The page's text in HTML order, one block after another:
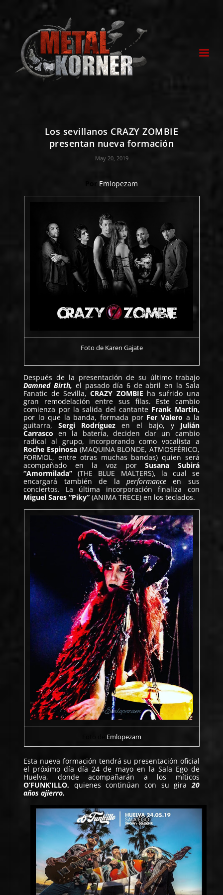
Los sevillanos CRAZY ZOMBIE
presentan nueva formación
May 20, 2019
Por Emlopezam
Foto de Karen Gajate
Después de la presentación de su último trabajo
Damned Birth, el pasado día 6 de abril en la Sala
Fanatic de Sevilla,CRAZY ZOMBIE ha sufrido una
gran remodelación entre sus filas. Este cambio
comienza por la salida del cantante Frank Martín,
por lo que la banda, formada por Fer Valero a la
guitarra,Sergi Rodríguez en el bajo, y Julián
Carrasco en la batería, deciden dar un cambio
radical al grupo, incorporando como vocalista a
Roche Espinosa(MAQUINA BLONDE, ATMOSFÉRICO,
FORMOL, entre otras muchas bandas) quien será
acompañado en la voz porSusana Subirá
“Amormilada” (THE BLUE MALTERS), la cual se
encargará también de la performanceen sus
conciertos. La última incorporación finaliza con
Miguel Sares “Piky” (ANIMA TRECE) en los teclados.
Emlopezam
Esta nueva formación tendrá su presentación oficial
el próximo día día 24 de mayo en la Sala Egode
Huelva, donde acompañarán a los míticos
O’FUNK’ILLO, quienes continúan con su gira20
años ajierro.